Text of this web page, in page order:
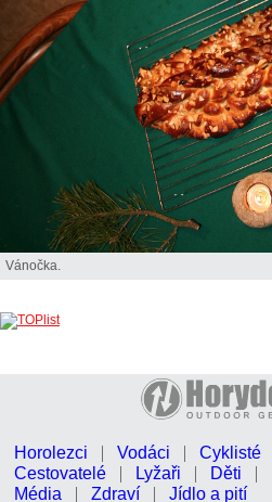
Vánočka.
Horolezci Vodáci Cyklisté
Cestovatelé
Lyžaři Děti
Média
Zdraví Jídlo a pití